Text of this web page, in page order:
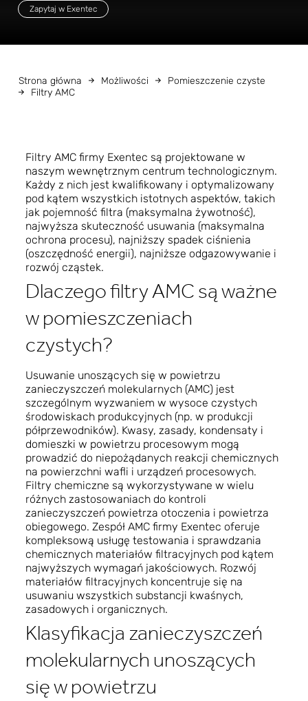
Zapytaj w Exentec
Strona główna Możliwości
Pomieszczenie czyste
Filtry AMC
Filtry AMC firmy Exentec są projektowane w
naszym wewnętrznym centrum technologicznym.
Każdy z nich jest kwalifikowany i optymalizowany
pod kątem wszystkich istotnych aspektów, takich
jak pojemność filtra (maksymalna żywotność),
najwyższa skuteczność usuwania (maksymalna
ochrona procesu), najniższy spadek ciśnienia
(oszczędność energii), najniższe odgazowywanie i
rozwój cząstek.
Dlaczego filtry AMC są ważne
w pomieszczeniach
czystych?
Usuwanie unoszących się w powietrzu
zanieczyszczeń molekularnych (AMC) jest
szczególnym wyzwaniem w wysoce czystych
środowiskach produkcyjnych (np. w produkcji
półprzewodników). Kwasy, zasady, kondensaty i
domieszki w powietrzu procesowym mogą
prowadzić do niepożądanych reakcji chemicznych
na powierzchni wafli i urządzeń procesowych.
Filtry chemiczne są wykorzystywane w wielu
różnych zastosowaniach do kontroli
zanieczyszczeń powietrza otoczenia i powietrza
obiegowego. Zespół AMC firmy Exentec oferuje
kompleksową usługę testowania i sprawdzania
chemicznych materiałów filtracyjnych pod kątem
najwyższych wymagań jakościowych. Rozwój
materiałów filtracyjnych koncentruje się na
usuwaniu wszystkich substancji kwaśnych,
zasadowych i organicznych.
Klasyfikacja zanieczyszczeń
molekularnych unoszących
się w powietrzu